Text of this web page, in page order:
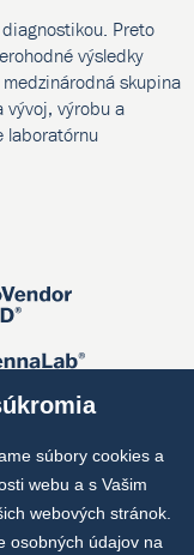
Preto
výsledky
skupina
vývoj, výrobu a
laboratórnu
súbory cookies a
webu a s Vašim
webových stránok.
osobných údajov na